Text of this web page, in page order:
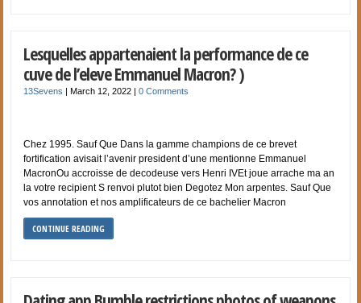
Lesquelles appartenaient la performance de ce
cuve de l’eleve Emmanuel Macron? )
13Sevens |March 12, 2022 |0 Comments
Chez 1995. Sauf Que Dans la gamme champions de ce brevet
fortification avisait l’avenir president d’une mentionne Emmanuel
MacronOu accroisse de decodeuse vers Henri IVEt joue arrache ma an
la votre recipient S renvoi plutot bien Degotez Mon arpentes. Sauf Que
vos annotation et nos amplificateurs de ce bachelier Macron
CONTINUE READING